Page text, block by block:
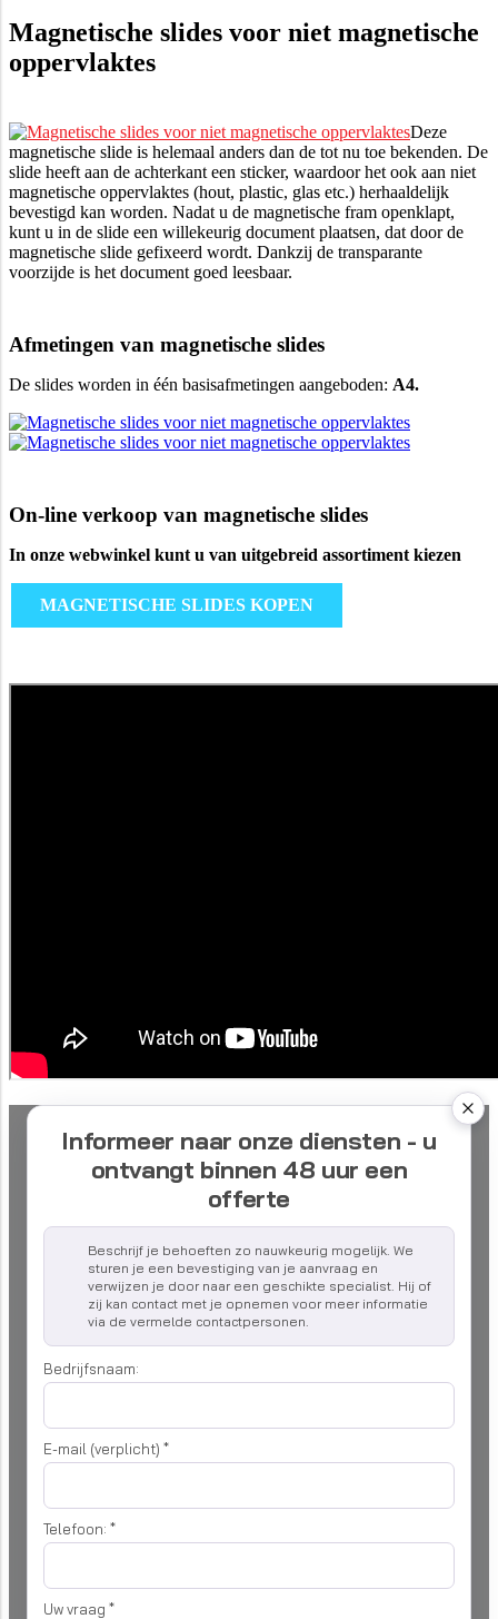
Magnetische slides voor niet magnetische
oppervlaktes
Deze
magnetische slide is helemaal anders dan de tot nu toe bekenden. De
slide heeft aan de achterkant een sticker, waardoor het ook aan niet
magnetische oppervlaktes (hout, plastic, glas etc.) herhaaldelijk
bevestigd kan worden. Nadat u de magnetische fram openklapt,
kunt u in de slide een willekeurig document plaatsen, dat door de
magnetische slide gefixeerd wordt. Dankzij de transparante
voorzijde is het document goed leesbaar.
Afmetingen van magnetische slides
De slides worden in één basisafmetingen aangeboden: A4.
On-line verkoop van magnetische slides
In onze webwinkel kunt u van uitgebreid assortiment kiezen
MAGNETISCHE SLIDES KOPEN
Informeer naar onze diensten - u
ontvangt binnen 48 uur een
offerte
Beschrijf je behoeften zo nauwkeurig mogelijk. We
sturen je een bevestiging van je aanvraag en
verwijzen je door naar een geschikte specialist. Hij of
zij kan contact met je opnemen voor meer informatie
via de vermelde contactpersonen.
Bedrijfsnaam:
E-mail (verplicht) *
Telefoon: *
Uw vraag *